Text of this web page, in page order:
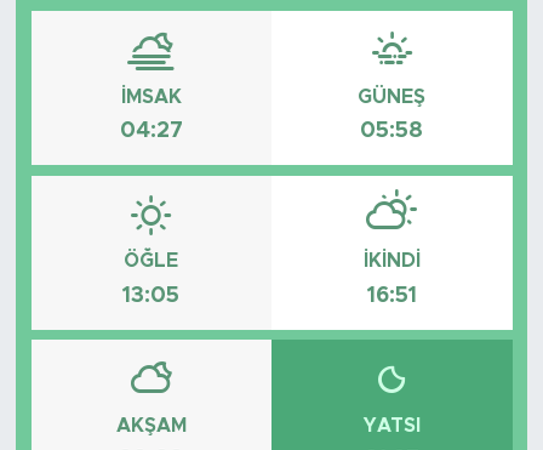
İMSAK
04:27
GÜNEŞ
05:58
ÖĞLE
13:05
İKINDI
16:51
AKŞAM YATSI
RÖPÖRTAJ
ANALİZ
NOSTALJİ
YAZARLAR
POLİTİKA